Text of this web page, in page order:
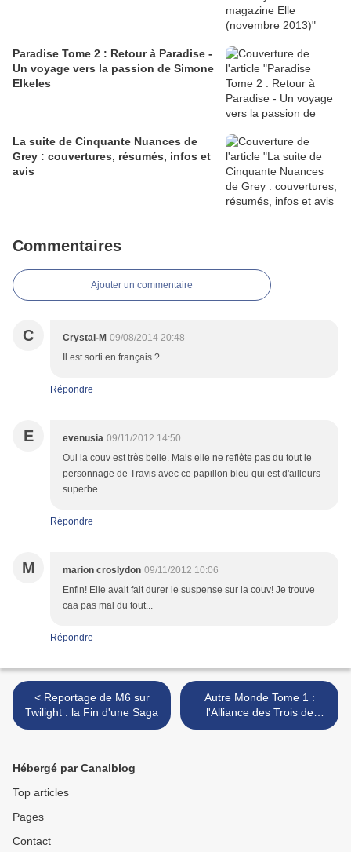
Paradise Tome 2 : Retour à Paradise -
Un voyage vers la passion de Simone
Elkeles
La suite de Cinquante Nuances de
Grey : couvertures, résumés, infos et
avis
Commentaires
Ajouter un commentaire
C Crystal-M 09/08/2014 20:48
Il est sorti en français ?
Répondre
E evenusia 09/11/2012 14:50
Oui la couv est très belle. Mais elle ne reflète pas du tout le
personnage de Travis avec ce papillon bleu qui est d'ailleurs
superbe.
Répondre
M marion croslydon 09/11/2012 10:06
Enfin! Elle avait fait durer le suspense sur la couv! Je trouve
caa pas mal du tout...
Répondre
< Reportage de M6 sur
Twilight : la Fin d'une Saga
Autre Monde Tome 1 :
l'Alliance des Trois de
Maxime Chattam >
Hébergé par Canalblog
Top articles
Pages
Contact